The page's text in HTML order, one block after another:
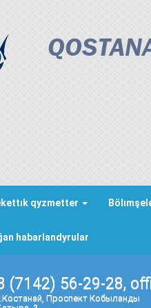
qyzmetter
habarlandyrular
(7142) 56-29-28,
Проспект Кобыланды